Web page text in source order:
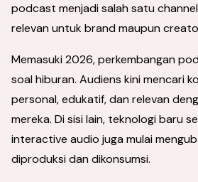
podcast menjadi salah satu
relevan untuk brand maupun
Memasuki 2026, perkembangan
soal hiburan. Audiens kini mencari
personal, edukatif, dan relevan
mereka. Di sisi lain, teknologi baru
interactive audio juga mulai
diproduksi dan dikonsumsi.